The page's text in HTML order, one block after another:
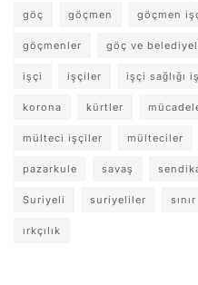
göç göçmen göçmen
göçmenler göç ve
işçi işçiler işçi sağlığı
korona kürtler
mülteci işçiler mülteciler
pazarkule savaş
Suriyeli suriyeliler sınır
ırkçılık